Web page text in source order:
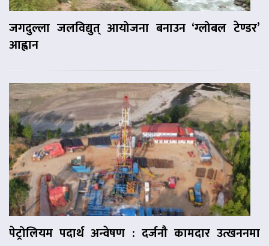
जगदुल्ला जलविद्युत् आयोजना बनाउन ‘ग्लोबल टेण्डर’
आह्वान
पेट्रोलियम पदार्थ अन्वेषण : दर्जनौ कामदार उत्खननमा